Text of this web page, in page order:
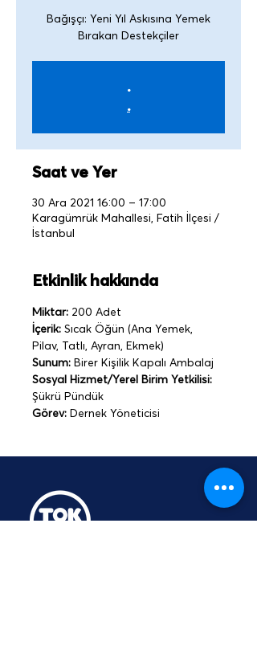
Bağışçı: Yeni Yıl Askısına Yemek
.
.
Saat ve Yer
30 Ara 2021 16:00 – 17:00
Karagümrük Mahallesi, Fatih İlçesi /
İstanbul
Etkinlik hakkında
Miktar: 200 Adet
İçerik: Sıcak Öğün (Ana Yemek,
Pilav, Tatlı, Ayran, Ekmek)
Sunum: Birer Kişilik Kapalı Ambalaj
Sosyal Hizmet/Yerel Birim Yetkilisi:
Şükrü Pündük
Görev: Dernek Yöneticisi